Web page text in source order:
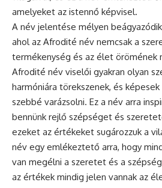
amelyeket az istennő képvisel.
A név jelentése mélyen
ahol az Afrodité név nemcsak a
termékenység és az élet örömének
Afrodité név viselői gyakran olyan
harmóniára törekszenek, és
szebbé varázsolni. Ez a név arra
bennünk rejlő szépséget és
ezeket az értékeket sugározzuk a
név egy emlékeztető arra, hogy
van megélni a szeretet és a
az értékek mindig jelen vannak az